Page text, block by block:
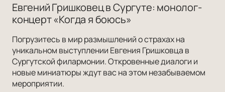
Евгений Гришковец в Сургуте: монолог-
концерт «Когда я боюсь»
Погрузитесь в мир размышлений о страхах на
уникальном выступлении Евгения Гришковца в
Сургутской филармонии. Откровенные диалоги и
новые миниатюры ждут вас на этом незабываемом
мероприятии.